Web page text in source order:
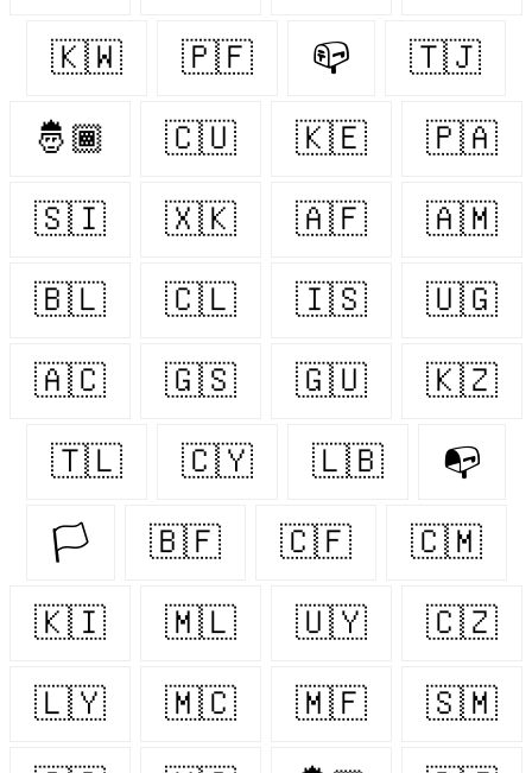
🇰🇼 🇵🇫 📪 🇹🇯
🤴🏾 🇨🇺 🇰🇪 🇵🇦
🇸🇮 🇽🇰 🇦🇫 🇦🇲
🇧🇱 🇨🇱 🇮🇸 🇺🇬
🇦🇨 🇬🇸 🇬🇺 🇰🇿
🇹🇱 🇨🇾 🇱🇧 📭
🏳️‍ 🇧🇫 🇨🇫 🇨🇲
🇰🇮 🇲🇱 🇺🇾 🇨🇿
🇱🇾 🇲🇨 🇲🇫 🇸🇲